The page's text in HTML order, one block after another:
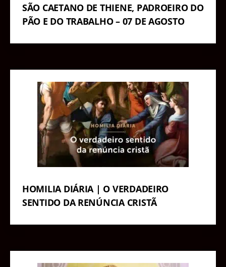
SÃO CAETANO DE THIENE, PADROEIRO DO
PÃO E DO TRABALHO – 07 DE AGOSTO
HOMILIA DIÁRIA | O VERDADEIRO
SENTIDO DA RENÚNCIA CRISTÃ